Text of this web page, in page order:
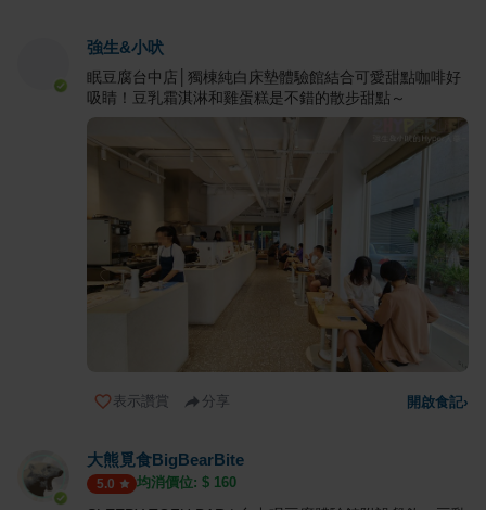
強生&小吠
眠豆腐台中店│獨棟純白床墊體驗館結合可愛甜點咖啡好
吸睛！豆乳霜淇淋和雞蛋糕是不錯的散步甜點～
表示讚賞 分享 開啟食記›
大熊覓食BigBearBite
5.0 均消價位: $ 160